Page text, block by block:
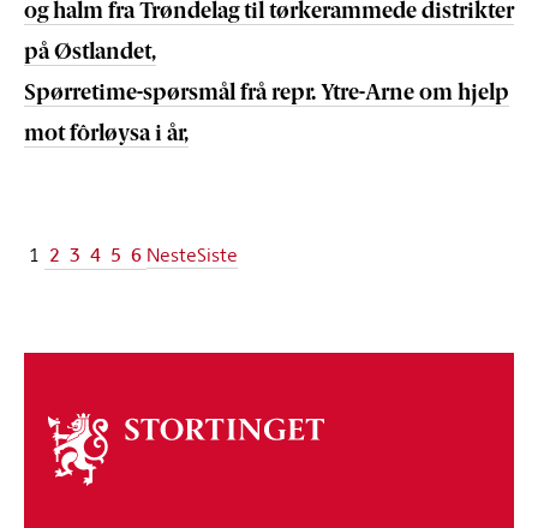
og halm fra Trøndelag til tørkerammede distrikter
på Østlandet,
Spørretime-spørsmål frå repr. Ytre-Arne om hjelp
mot fôrløysa i år,
1 2 3 4 5 6 NesteSiste
Om
stortinget